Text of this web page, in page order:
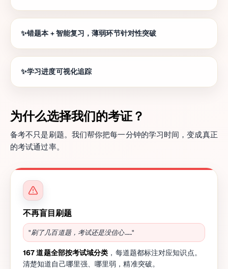
错题本 + 智能复习，薄弱环节针对性突破
学习进度可视化追踪
为什么选择我们的考证？
备考不只是刷题。我们帮你把每一分钟的学习时间，变成真正
的考试通过率。
不再盲目刷题
"刷了几百道题，考试还是没信心……"
167 道题全部按考试域分类 ，每道题都标注对应知识点。
清楚知道自己哪里强、哪里弱，精准突破。